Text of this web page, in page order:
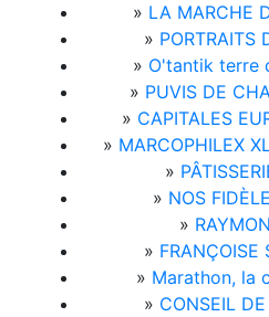
» LA MARCHE
» PORTRAITS
» O'tantik terre
» PUVIS DE
» CAPITALES
» MARCOPHILEX
»
» NOS
»
»
» Marathon, la
» CONSEIL